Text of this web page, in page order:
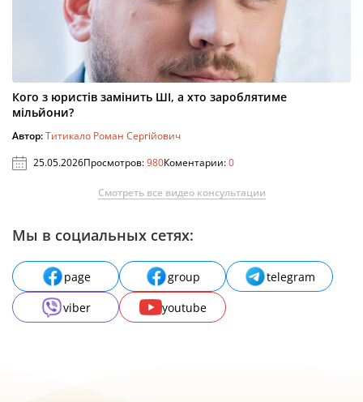
Кого з юристів замінить ШІ, а хто зароблятиме
мільйони?
Автор:Титикало Роман Сергійович
25.05.2026Просмотров:980Коментарии:0
Смотреть все видео консультации
Мы в социальных сетях:
page group
telegram
viber
youtube